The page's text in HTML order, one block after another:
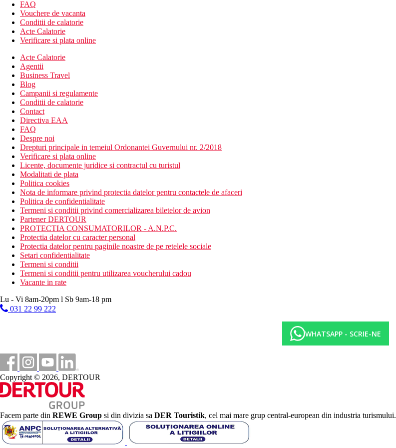
Menaj zilnic
Servicii de curatatorie, spalatorie si calcatorie.
Descrierea hotelului
Receptie 24/7
3 piscine
check-in/check-out express
serviciu de transfer
transfer de la si/sau la aeroport
facilitati pentru persoane cu mobilitate redusa
Descrierea plajei
Plaja Makadi - 200 m
Plaja Cleopatra - 300 m
Plaja Tia Heights Makadi Bay - 350 m
Plaja Fort Arabesque - 800 m
Plaja Stella Makadi - 900 m
Activitati oferite de catre resort
Teren de joaca pentru copii
Teren de tenis
Snorkelling
Facilitati de sporturi nautice
3 piscine, deschise tot timpul anului
Divertisment pentru copii
Divertisment de seara
Aerobic
Tir cu arcul
Muzica/spectacol live
Categoria oficiala
37 km
Centrul orasului
0 m
Magazine
Distanta de cel mai apropiat aeroport
0 m
Distanta pana la plaja
FAQ
Vouchere de vacanta
Conditii de calatorie
Acte Calatorie
Verificare si plata online
Acte Calatorie
Agentii
Business Travel
Blog
Campanii si regulamente
Conditii de calatorie
Contact
Directiva EAA
FAQ
Despre noi
Drepturi principale in temeiul Ordonantei Guvernului nr. 2/2018
Verificare si plata online
Licente, documente juridice si contractul cu turistul
Modalitati de plata
Politica cookies
Nota de informare privind protectia datelor pentru contactele de afaceri
Politica de confidentialitate
Termeni si conditii privind comercializarea biletelor de avion
Partener DERTOUR
PROTECTIA CONSUMATORILOR - A.N.P.C.
Protectia datelor cu caracter personal
Protectia datelor pentru paginile noastre de pe retelele sociale
Setari confidentialitate
Termeni si conditii
Termeni si conditii pentru utilizarea voucherului cadou
Vacante in rate
Lu - Vi 8am-20pm l Sb 9am-18 pm
031 22 99 222
WHATSAPP - SCRIE-NE
Copyright © 2026, DERTOUR
Facem parte din REWE Group si din divizia sa DER Touristik, cel mai mare grup central-european din industria turismului.